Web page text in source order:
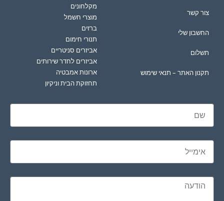
צור קשר
החשבון שלי
תשלום
תקנון האתר – תנאי שימוש
מקלחונים
מוצרי חשמל
ברזים
תנורי חימום
אביזרים סניטריים
אביזרים לחדר שירותים
ארונות אמבטיה
תחזוקת הבית וניקיון